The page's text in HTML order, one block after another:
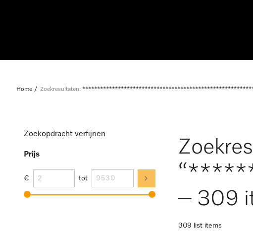
Home Zoekresultaten:
Zoekopdracht verfijnen
Prijs
€ tot
– 309
309 list items